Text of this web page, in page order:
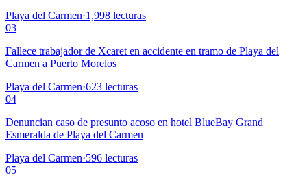
Playa del Carmen·1,998 lecturas
03
Fallece trabajador de Xcaret en accidente en tramo de Playa del
Carmen a Puerto Morelos
Playa del Carmen·623 lecturas
04
Denuncian caso de presunto acoso en hotel BlueBay Grand
Esmeralda de Playa del Carmen
Playa del Carmen·596 lecturas
05